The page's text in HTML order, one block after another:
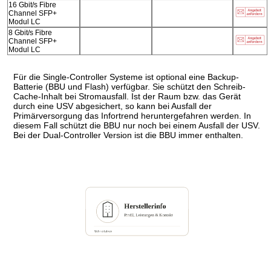
16 Gbit/s Fibre
Channel SFP+
Modul LC
8 Gbit/s Fibre
Channel SFP+
Modul LC
Für die Single-Controller Systeme ist optional eine Backup-
Batterie (BBU und Flash) verfügbar. Sie schützt den Schreib-
Cache-Inhalt bei Stromausfall. Ist der Raum bzw. das Gerät
durch eine USV abgesichert, so kann bei Ausfall der
Primärversorgung das Infortrend heruntergefahren werden. In
diesem Fall schützt die BBU nur noch bei einem Ausfall der USV.
Bei der Dual-Controller Version ist die BBU immer enthalten.